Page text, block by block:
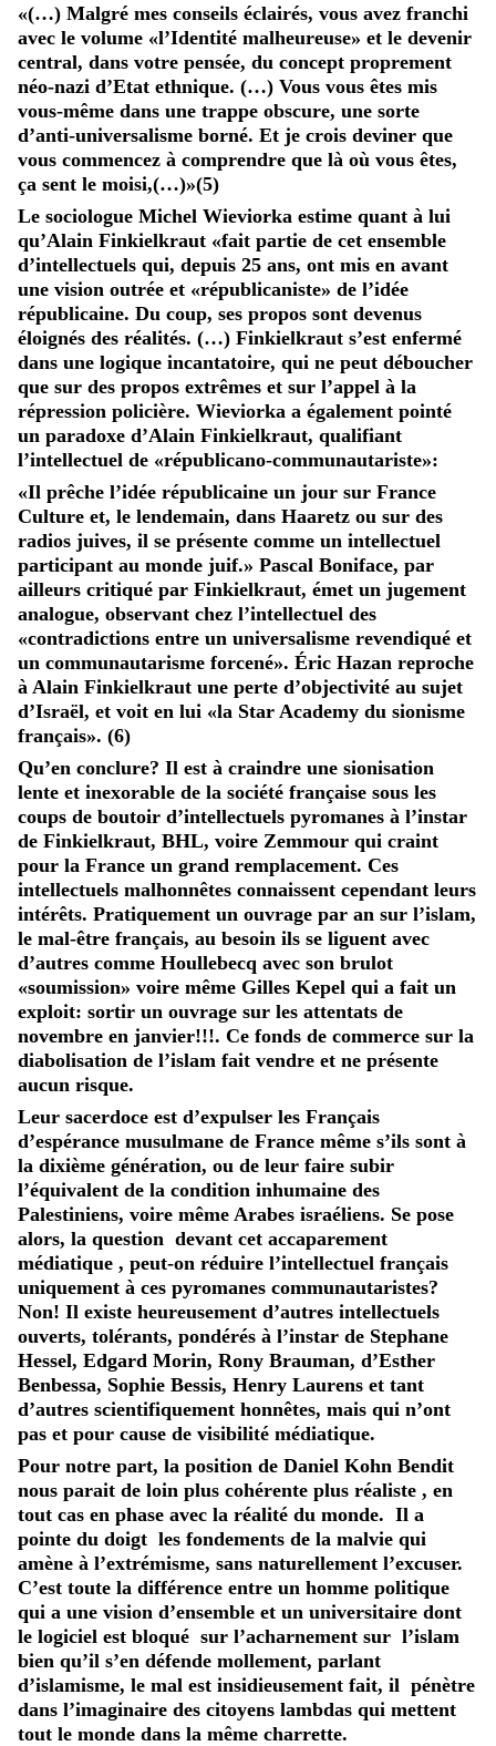
«(…) Malgré mes conseils éclairés, vous avez franchi
avec le volume «l’Identité malheureuse» et le devenir
central, dans votre pensée, du concept proprement
néo-nazi d’Etat ethnique. (…) Vous vous êtes mis
vous-même dans une trappe obscure, une sorte
d’anti-universalisme borné. Et je crois deviner que
vous commencez à comprendre que là où vous êtes,
ça sent le moisi,(…)»(5)
Le sociologue Michel Wieviorka estime quant à lui
qu’Alain Finkielkraut «fait partie de cet ensemble
d’intellectuels qui, depuis 25 ans, ont mis en avant
une vision outrée et «républicaniste» de l’idée
républicaine. Du coup, ses propos sont devenus
éloignés des réalités. (…) Finkielkraut s’est enfermé
dans une logique incantatoire, qui ne peut déboucher
que sur des propos extrêmes et sur l’appel à la
répression policière. Wieviorka a également pointé
un paradoxe d’Alain Finkielkraut, qualifiant
l’intellectuel de «républicano-communautariste»:
«Il prêche l’idée républicaine un jour sur France
Culture et, le lendemain, dans Haaretz ou sur des
radios juives, il se présente comme un intellectuel
participant au monde juif.» Pascal Boniface, par
ailleurs critiqué par Finkielkraut, émet un jugement
analogue, observant chez l’intellectuel des
«contradictions entre un universalisme revendiqué et
un communautarisme forcené». Éric Hazan reproche
à Alain Finkielkraut une perte d’objectivité au sujet
d’Israël, et voit en lui «la Star Academy du sionisme
français». (6)
Qu’en conclure? Il est à craindre une sionisation
lente et inexorable de la société française sous les
coups de boutoir d’intellectuels pyromanes à l’instar
de Finkielkraut, BHL, voire Zemmour qui craint
pour la France un grand remplacement. Ces
intellectuels malhonnêtes connaissent cependant leurs
intérêts. Pratiquement un ouvrage par an sur l’islam,
le mal-être français, au besoin ils se liguent avec
d’autres comme Houllebecq avec son brulot
«soumission» voire même Gilles Kepel qui a fait un
exploit: sortir un ouvrage sur les attentats de
novembre en janvier!!!. Ce fonds de commerce sur la
diabolisation de l’islam fait vendre et ne présente
aucun risque.
Leur sacerdoce est d’expulser les Français
d’espérance musulmane de France même s’ils sont à
la dixième génération, ou de leur faire subir
l’équivalent de la condition inhumaine des
Palestiniens, voire même Arabes israéliens. Se pose
alors, la question devant cet accaparement
médiatique , peut-on réduire l’intellectuel français
uniquement à ces pyromanes communautaristes?
Non! Il existe heureusement d’autres intellectuels
ouverts, tolérants, pondérés à l’instar de Stephane
Hessel, Edgard Morin, Rony Brauman, d’Esther
Benbessa, Sophie Bessis, Henry Laurens et tant
d’autres scientifiquement honnêtes, mais qui n’ont
pas et pour cause de visibilité médiatique.
Pour notre part, la position de Daniel Kohn Bendit
nous parait de loin plus cohérente plus réaliste , en
tout cas en phase avec la réalité du monde. Il a
pointe du doigt les fondements de la malvie qui
amène à l’extrémisme, sans naturellement l’excuser.
C’est toute la différence entre un homme politique
qui a une vision d’ensemble et un universitaire dont
le logiciel est bloqué sur l’acharnement sur l’islam
bien qu’il s’en défende mollement, parlant
d’islamisme, le mal est insidieusement fait, il pénètre
dans l’imaginaire des citoyens lambdas qui mettent
tout le monde dans la même charrette.